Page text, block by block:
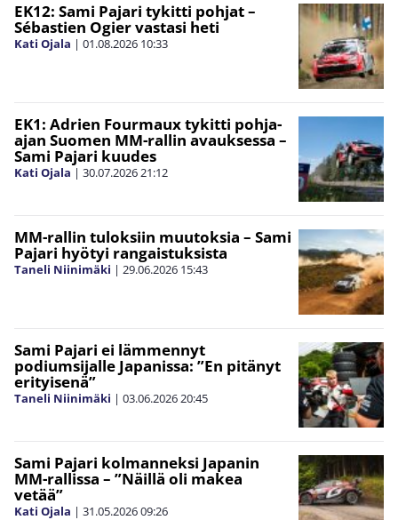
EK12: Sami Pajari tykitti pohjat –
Sébastien Ogier vastasi heti
Kati Ojala | 01.08.2026 10:33
EK1: Adrien Fourmaux tykitti pohja-
ajan Suomen MM-rallin avauksessa –
Sami Pajari kuudes
Kati Ojala | 30.07.202621:12
MM-rallin tuloksiin muutoksia – Sami
Pajari hyötyi rangaistuksista
Taneli Niinimäki | 29.06.2026 15:43
Sami Pajari ei lämmennyt
podiumsijalle Japanissa: ”En pitänyt
erityisenä”
Taneli Niinimäki | 03.06.202620:45
Sami Pajari kolmanneksi Japanin
MM-rallissa – ”Näillä oli makea
vetää”
Kati Ojala | 31.05.202609:26